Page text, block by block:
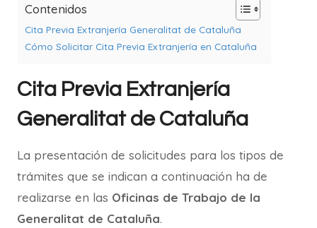
Contenidos
Cita Previa Extranjería Generalitat de Cataluña
Cómo Solicitar Cita Previa Extranjería en Cataluña
Cita Previa Extranjería
Generalitat de Cataluña
La presentación de solicitudes para los tipos de
trámites que se indican a continuación ha de
realizarse en las Oficinas de Trabajo de la
Generalitat de Cataluña.